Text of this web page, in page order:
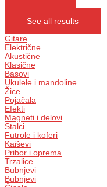
See all results
Gitare
Električne
Akustične
Klasične
Basovi
Ukulele i mandoline
Žice
Pojačala
Efekti
Magneti i delovi
Stalci
Futrole i koferi
Kaiševi
Pribor i oprema
Trzalice
Bubnjevi
Bubnjevi